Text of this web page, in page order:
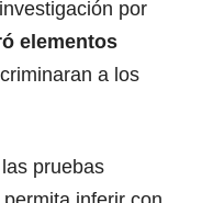
por
elementos
a los
pruebas